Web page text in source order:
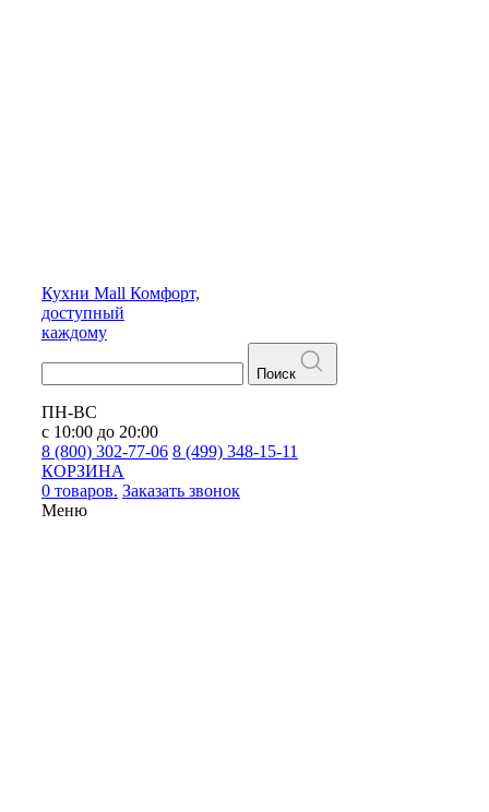
Кухни Mall Комфорт,
доступный
каждому
Поиск
ПН-ВС
с 10:00 до 20:00
8 (800) 302-77-06 8 (499) 348-15-11
КОРЗИНА
0 товаров. Заказать звонок
Меню